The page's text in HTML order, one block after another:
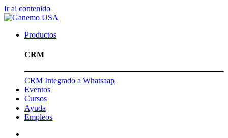
Ir al contenido
Productos
CRM
CRM Integrado a Whatsaap
Eventos
Cursos
Ayuda
Empleos